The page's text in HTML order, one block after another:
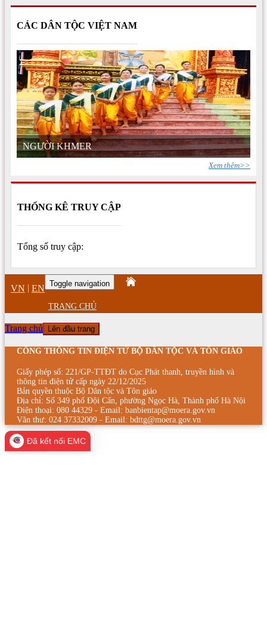
CÁC DÂN TỘC VIỆT NAM
NGƯỜI KHMER
Xem thêm>>
THỐNG KÊ TRUY CẬP
Tổng số truy cập:
VN | EN Toggle navigation
TRANG CHỦ
Trang chủ Lên đầu trang
CỔNG THÔNG TIN ĐIỆN TỬ BỘ DÂN TỘC VÀ TÔN GIÁO
Giấy phép số: 221/GP-TTĐT do Cục Phát thanh, truyền hình và
thông tin điện tử cấp ngày 22/12/2025
Bản quyền thuộc Bộ Dân tộc và Tôn giáo
Địa chỉ: Số 349 phố Đội Cấn, phường Ngọc Hà, Thành phố Hà Nội
Điện thoại: 080 44329 - Email: banbientap@moera.gov.vn
Văn thư: 024 37332009 - Email: bdttg@moera.gov.vn
Đã kết nối EMC